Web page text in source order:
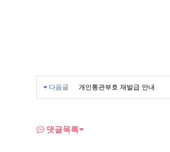
다음글 개인통관부호 재발급 안내
댓글목록